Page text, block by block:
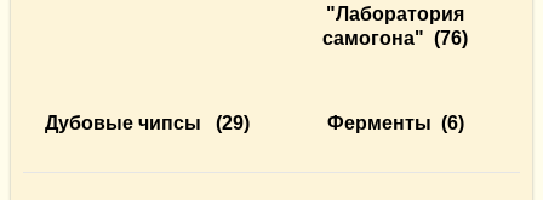
"Лаборатория
самогона" (76)
Дубовые чипсы (29) Ферменты (6)